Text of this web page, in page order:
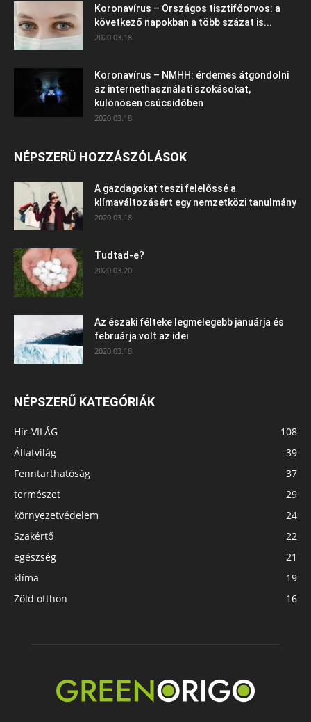
Koronavírus – Országos tisztifőorvos: a
következő napokban a több százat is...
2020.03.18.
Koronavírus – NMHH: érdemes átgondolni
az internethasználati szokásokat,
különösen csúcsidőben
2020.03.18.
NÉPSZERŰ HOZZÁSZÓLÁSOK
A gazdagokat teszi felelőssé a
klímaváltozásért egy nemzetközi tanulmány
2020.03.18.
Tudtad-e?
2020.03.20.
Az északi félteke legmelegebb januárja és
februárja volt az idei
2020.03.18.
NÉPSZERŰ KATEGÓRIÁK
Hír-VILÁG
108
Állatvilág
39
Fenntarthatóság
37
természet
29
környezetvédelem
24
Szakértő
22
egészség
21
klíma
19
Zöld otthon
16